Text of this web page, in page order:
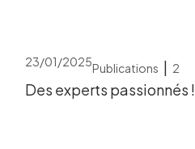
23/01/2025Publications | 2
Des experts passionnés !